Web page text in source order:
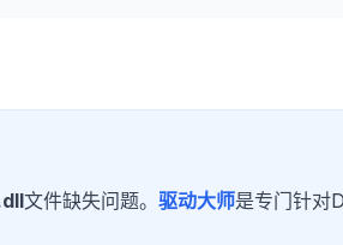
文件缺失问题。 驱动大师是专门针对